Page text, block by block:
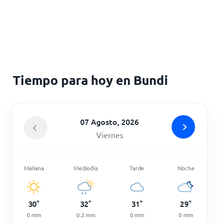
Tiempo para hoy en Bundi
07 Agosto, 2026
Viernes
Mañana
30°
0 mm
Mediodía
32°
0.2 mm
Tarde
31°
0 mm
Noche
29°
0 mm